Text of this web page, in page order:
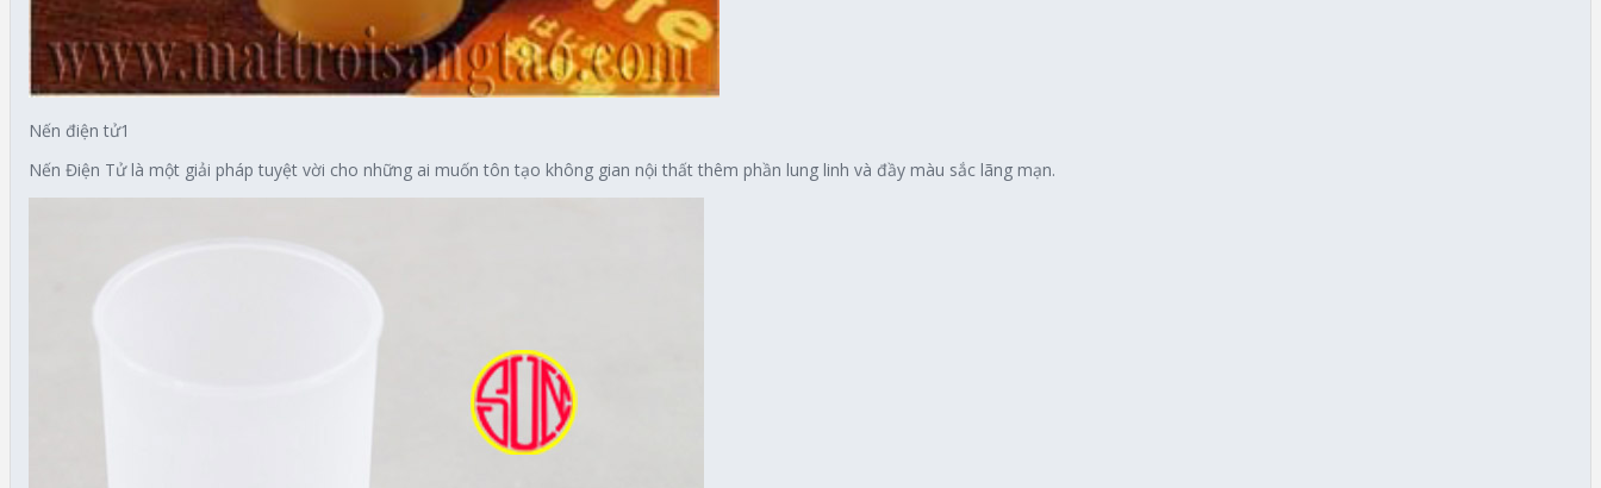
Nến điện tử1
Nến Điện Tử là một giải pháp tuyệt vời cho những ai muốn tôn tạo không gian nội thất thêm phần lung linh và đầy màu sắc lãng mạn.